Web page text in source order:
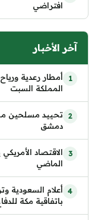
افتراضي
آخر الأخبار
أمطار رعدية
المملكة السبت
تحييد مسلحين
دمشق
الماضي
أعلام السعودية
باتفاقية مكة